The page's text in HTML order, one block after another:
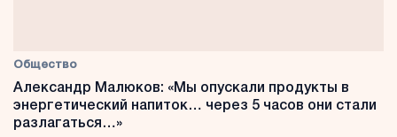
Общество
Александр Малюков: «Мы опускали продукты в
энергетический напиток… через 5 часов они стали
разлагаться…»